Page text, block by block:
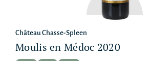
Château Chasse-Spleen
Moulis en Médoc 2020